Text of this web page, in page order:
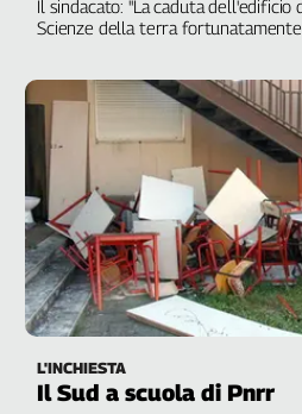
Girasoli
Linea
Tech
Easy
Inserti
Idea
Diffusa
Il sindacato: "La caduta
Scienze della terra
L'INCHIESTA
Il Sud a scuola di Pnrr